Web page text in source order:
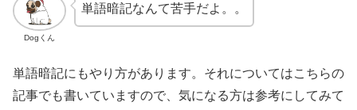
Dogくん
単語暗記なんて苦手だよ。。
単語暗記にもやり方があります。それについてはこちらの
記事でも書いていますので、気になる方は参考にしてみて